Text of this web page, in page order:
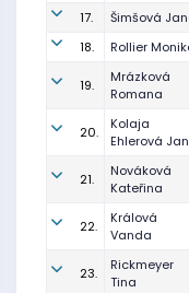
17. Šimšová
18.
Rollier
19.
Mrázková
Romana
20.
Kolaja
Ehlerová
21.
Nováková
Kateřina
22.
Králová
Vanda
23.
Rickmeyer
Tina